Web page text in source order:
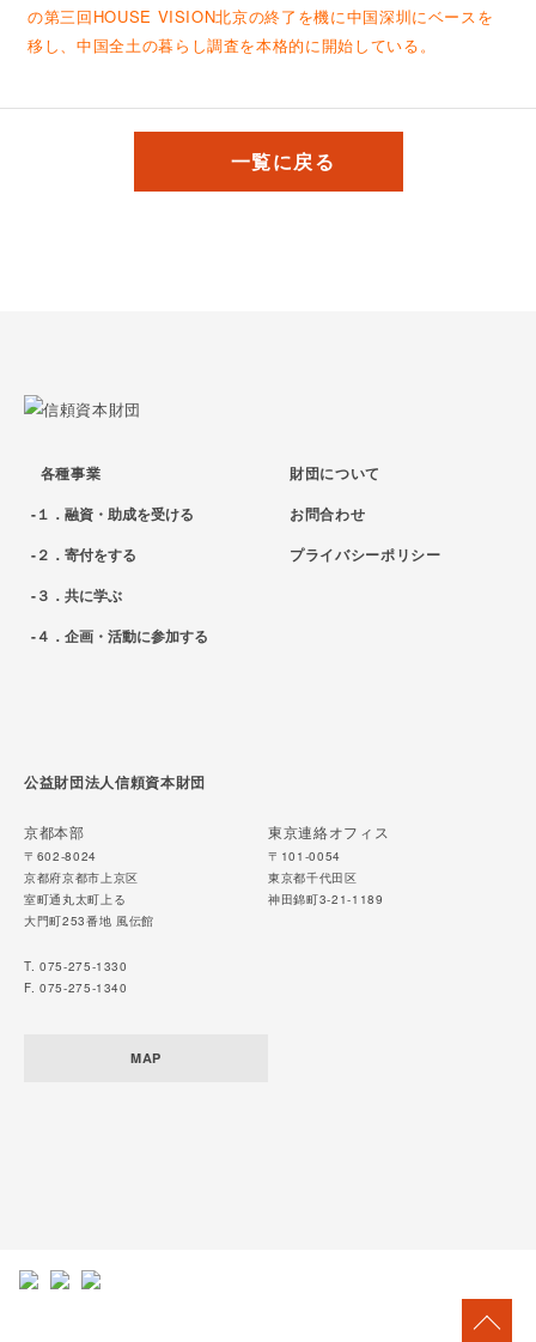
の第三回HOUSE VISION北京の終了を機に中国深圳にベースを
移し、中国全土の暮らし調査を本格的に開始している。
一覧に戻る
各種事業
１．融資・助成を受ける
２．寄付をする
３．共に学ぶ
４．企画・活動に参加する
財団について
お問合わせ
プライバシーポリシー
公益財団法人信頼資本財団
京都本部
〒602-8024
京都府京都市上京区
室町通丸太町上る
大門町253番地 風伝館
T. 075-275-1330
F. 075-275-1340
MAP
東京連絡オフィス
〒101-0054
東京都千代田区
神田錦町3-21-1189